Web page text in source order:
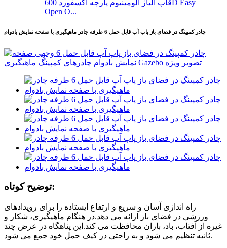
قاب آلیاژ آلومینیوم پارچه آکسفورد 600D Easy
Open O...
چادر کمپینگ در فضای باز پاپ آپ قابل حمل 6 طرفه چادر ماهیگیری با صفحه نمایش بادوام
توضیح کوتاه:
راه اندازی آسان و سریع و ارتفاع ایستاده را برای رویدادهای
ورزشی در فضای باز ارائه می دهد.در هنگام ماهیگیری، شکار و
غیره از آفتاب، باد، باران محافظت می کند.این پناهگاه در عرض چند
ثانیه تنظیم می شود و به راحتی در کیف حمل خود جمع می شود.